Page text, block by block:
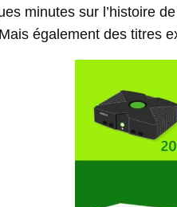
minutes sur l’histoire
également des titres